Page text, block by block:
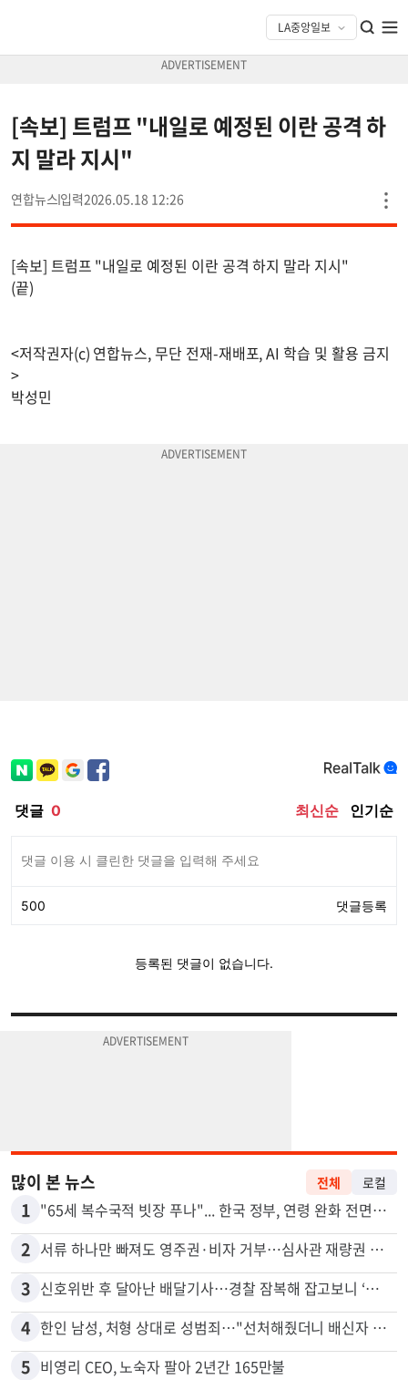
[속보] 트럼프 "내일로 예정된 이란 공격 하
지 말라 지시"
연합뉴스 2026.05.18 12:26
[속보] 트럼프 "내일로 예정된 이란 공격 하지 말라 지시"
(끝)
<저작권자(c) 연합뉴스, 무단 전재-재배포, AI 학습 및 활용 금지
>
박성민
많이 본 뉴스 전체 로컬
1 "65세 복수국적 빗장 푸나"... 한국 정부, 연령 완화 전면 추진
2 서류 하나만 빠져도 영주권·비자 거부…심사관 재량권 대폭 확대
3 신호위반 후 달아난 배달기사…경찰 잠복해 잡고보니 ‘반전’
4 한인 남성, 처형 상대로 성범죄…"선처해줬더니 배신자 취급"
5 비영리 CEO, 노숙자 팔아 2년간 165만불